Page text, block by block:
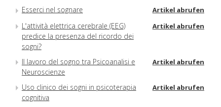
Esserci nel sognare Artikel abrufen
L'attività elettrica cerebrale (EEG)
predice la presenza del ricordo dei
sogni?
Artikel abrufen
Il lavoro del sogno tra Psicoanalisi e
Neuroscienze
Artikel abrufen
Uso clinico dei sogni in psicoterapia
cognitiva
Artikel abrufen